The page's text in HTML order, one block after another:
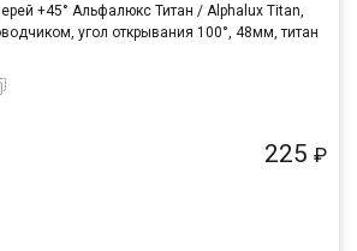
+45° Альфалюкс Титан / Alphalux Titan,
угол открывания 100°, 48мм, титан
225 ₽